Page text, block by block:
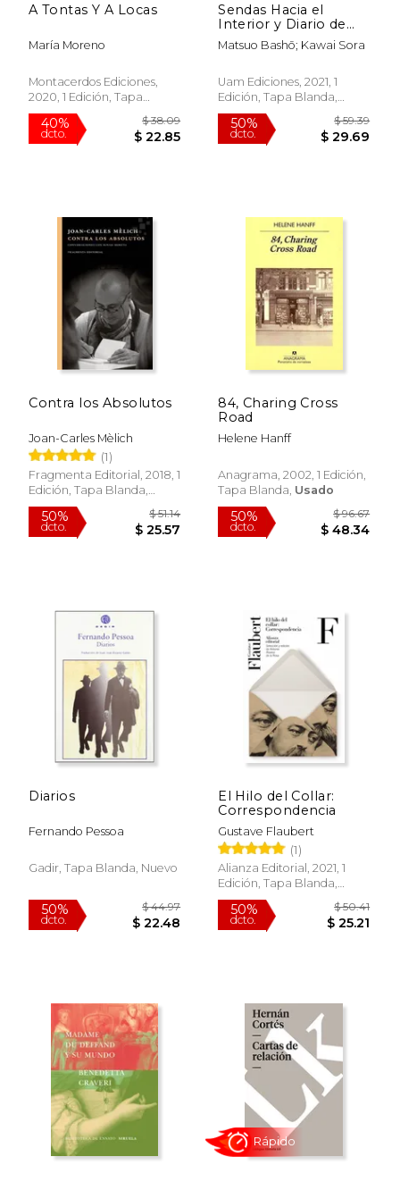
$ 31.46
Rápido
50%
dcto.
A Tontas Y A Locas
María Moreno
Montacerdos Ediciones,
2020, 1 Edición, Tapa
Blanda, Nuevo
40% $ 38.09
Sendas Hacia el
Interior y Diario de
Sora
Matsuo Bashō; Kawai Sora
Uam Ediciones, 2021, 1
Edición, Tapa Blanda,
Nuevo
50%
Contra los Absolutos
Joan-Carles Mèlich
(1)
Fragmenta Editorial, 2018, 1
Edición, Tapa Blanda,
Nuevo
84, Charing Cross
Road
Helene Hanff
Anagrama, 2002, 1 Edición,
Tapa Blanda, Usado
Diarios
Fernando Pessoa
Gadir, Tapa Blanda, Nuevo
El Hilo del Collar:
Correspondencia
Gustave Flaubert
(1)
Alianza Editorial, 2021, 1
Edición, Tapa Blanda,
Nuevo